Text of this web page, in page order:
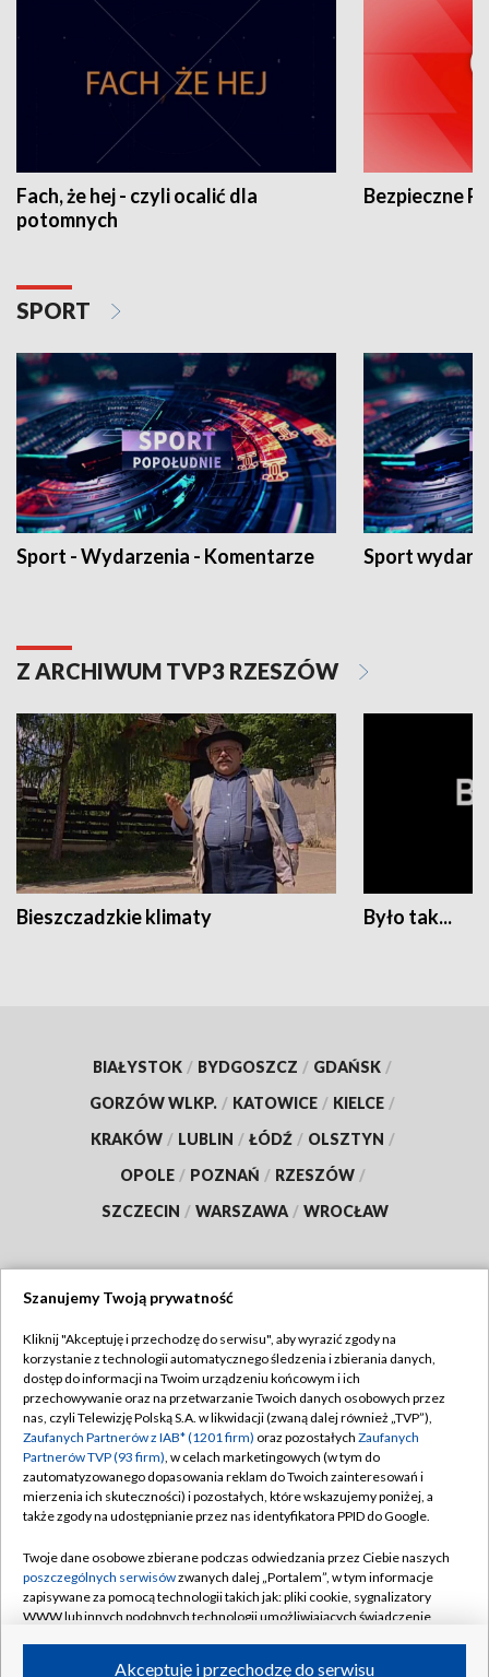
Fach, że hej - czyli ocalić dla
potomnych
Bezpieczne
SPORT
Sport - Wydarzenia - Komentarze Sport
Z ARCHIWUM TVP3 RZESZÓW
Bieszczadzkie klimaty Było tak...
BIAŁYSTOK / BYDGOSZCZ / GDAŃSK /
GORZÓW WLKP. / KATOWICE / KIELCE /
KRAKÓW / LUBLIN / ŁÓDŹ / OLSZTYN /
OPOLE / POZNAŃ / RZESZÓW /
SZCZECIN / WARSZAWA / WROCŁAW
TVP
Abonament TVP
Emisja w TVP
Centrum informacji TVP
Naziemna Telewizja Cyfrowa
Rada Programowa
System NOS
Informacje o nadawcy
Regulamin TVP
Polityka prywatności
Moje zgody
Pomoc
Kontakt
Kanały
Szanujemy Twoją prywatność
Kliknij "Akceptuję i przechodzę do serwisu", aby wyrazić zgody na
korzystanie z technologii automatycznego śledzenia i zbierania danych,
dostęp do informacji na Twoim urządzeniu końcowym i ich
przechowywanie oraz na przetwarzanie Twoich danych osobowych przez
nas, czyli Telewizję Polską S.A. w likwidacji (zwaną dalej również „TVP”),
Zaufanych Partnerów z IAB* (1201 firm) oraz pozostałych Zaufanych
Partnerów TVP (93 firm), w celach marketingowych (w tym do
zautomatyzowanego dopasowania reklam do Twoich zainteresowań i
mierzenia ich skuteczności) i pozostałych, które wskazujemy poniżej, a
także zgody na udostępnianie przez nas identyfikatora PPID do Google.
Twoje dane osobowe zbierane podczas odwiedzania przez Ciebie naszych
poszczególnych serwisówzwanych dalej „Portalem”, w tym informacje
zapisywane za pomocą technologii takich jak: pliki cookie, sygnalizatory
WWW lub innych podobnych technologii umożliwiających świadczenie
Akceptuję i przechodzę do serwisu